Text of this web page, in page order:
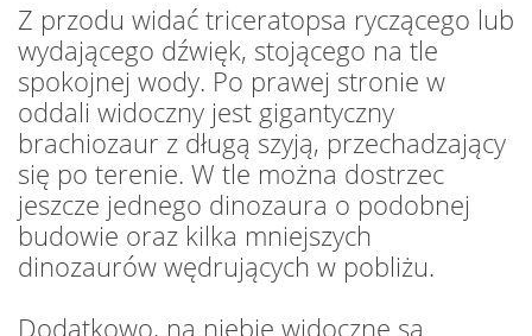
Z przodu widać triceratopsa ryczącego lub
wydającego dźwięk, stojącego na tle
spokojnej wody. Po prawej stronie w
oddali widoczny jest gigantyczny
brachiozaur z długą szyją, przechadzający
się po terenie. W tle można dostrzec
jeszcze jednego dinozaura o podobnej
budowie oraz kilka mniejszych
dinozaurów wędrujących w pobliżu.
Dodatkowo, na niebie widoczne są